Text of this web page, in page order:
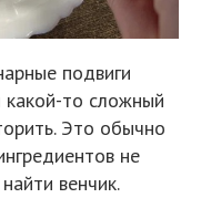
подвиги
то сложный
Это обычно
не
венчик.